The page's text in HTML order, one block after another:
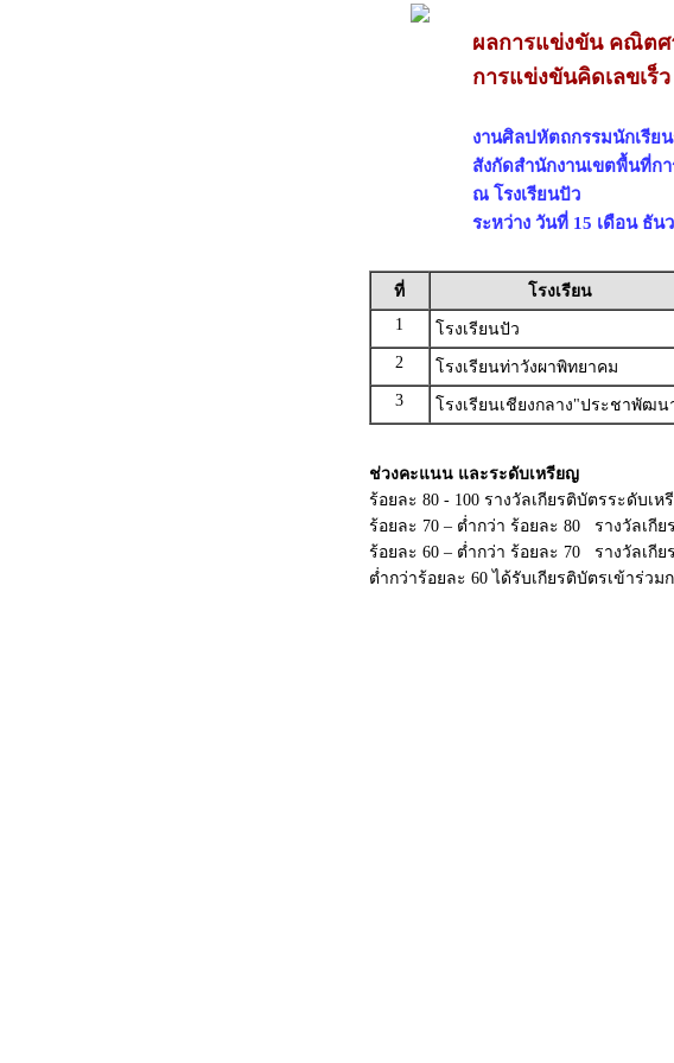
ผลการแข่งขัน คณิตศ
การแข่งขันคิดเลขเร็
งานศิลปหัตถกรรมนักเรีย
สังกัดสำนักงานเขตพื้นที่ก
ณ โรงเรียนปัว
ระหว่าง วันที่ 15 เดือน ธัน
ที่ โรงเรียน
1
โรงเรียนปัว
2
โรงเรียนท่าวังผาพิทยาคม
3
โรงเรียนเชียงกลาง"ประชาพัฒน
ช่วงคะแนน และระดับเหรียญ
ร้อยละ 80 - 100 รางวัลเกียรติบัตรระดับเห
ร้อยละ 70 – ต่ำกว่า ร้อยละ 80 รางวัลเกี
ร้อยละ 60 – ต่ำกว่า ร้อยละ 70 รางวัลเกี
ต่ำกว่าร้อยละ 60 ได้รับเกียรติบัตรเข้าร่วม